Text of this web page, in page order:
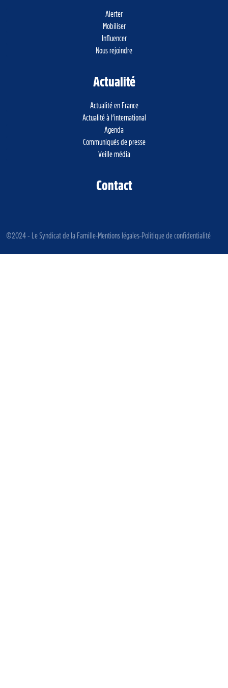
Alerter
Mobiliser
Influencer
Nous rejoindre
Actualité
Actualité en France
Actualité à l’international
Agenda
Communiqués de presse
Veille média
Contact
©2024 - Le Syndicat de la Famille Mentions légales Politique de confidentialité